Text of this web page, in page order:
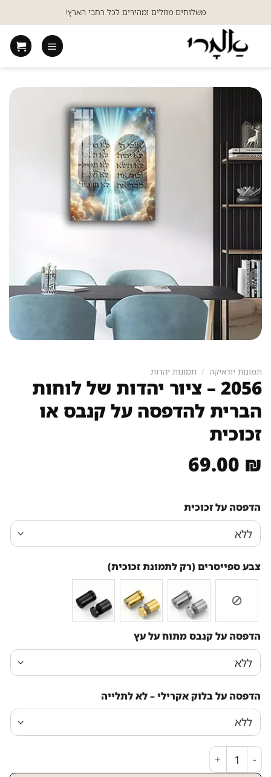
to
content
משלוחים מוזלים ומהירים לכל רחבי הארץ!
תמונות יודאיקה / תמונות יהדות
2056 – ציור יהדות של לוחות
הברית להדפסה על קנבס או
זכוכית
69.00 ₪
הדפסה על זכוכית
צבע ספייסרים (רק לתמונת זכוכית)
הדפסה על קנבס מתוח על עץ
הדפסה על בלוק אקרילי – לא לתלייה
כמות של 2056 - ציור יהדות של לוחות הברית להדפסה על קנבס או זכוכית